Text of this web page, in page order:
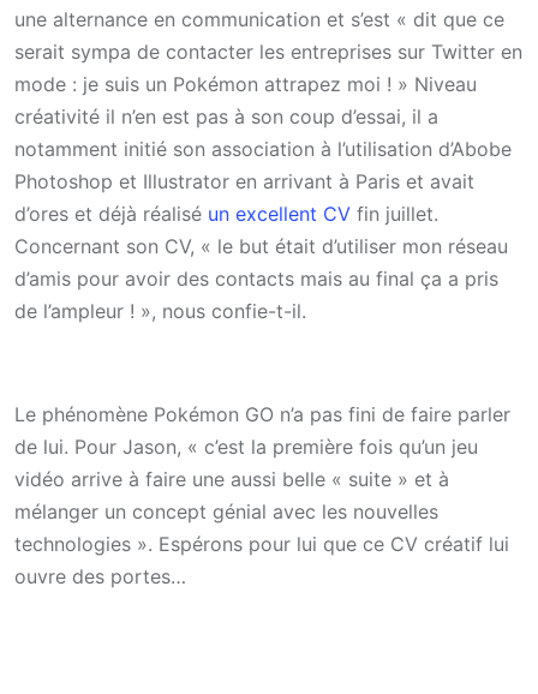
une alternance en communication et s’est « dit que ce
serait sympa de contacter les entreprises sur Twitter en
mode : je suis un Pokémon attrapez moi ! » Niveau
créativité il n’en est pas à son coup d’essai, il a
notamment initié son association à l’utilisation d’Abobe
Photoshop et Illustrator en arrivant à Paris et avait
d’ores et déjà réalisé un excellent CV fin juillet.
Concernant son CV, « le but était d’utiliser mon réseau
d’amis pour avoir des contacts mais au final ça a pris
de l’ampleur ! », nous confie-t-il.
Le phénomène Pokémon GO n’a pas fini de faire parler
de lui. Pour Jason, « c’est la première fois qu’un jeu
vidéo arrive à faire une aussi belle « suite » et à
mélanger un concept génial avec les nouvelles
technologies ». Espérons pour lui que ce CV créatif lui
ouvre des portes…